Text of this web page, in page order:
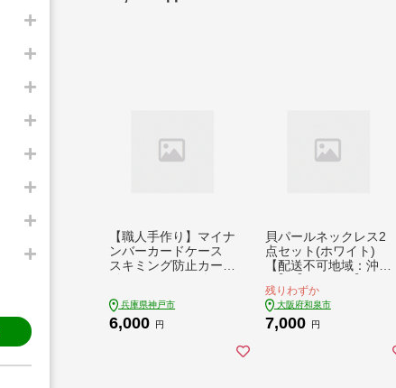
【職人手作り】マイナ
ンバーカードケース
スキミング防止カード
兵庫県神戸市
6,000 円
貝パールネックレス2
点セット(ホワイト)
【配送不可地域：沖
残りわずか
大阪府和泉市
7,000 円